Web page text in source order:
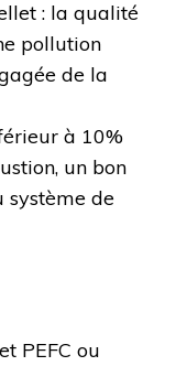
: la qualité
pollution
de la
à 10%
un bon
système de
PEFC ou